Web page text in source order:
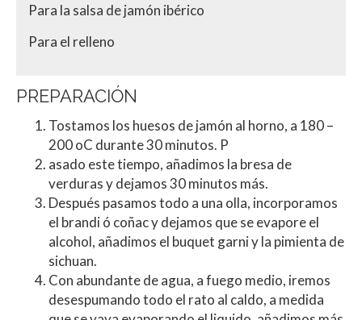
Para la salsa de jamón ibérico
Para el relleno
PREPARACIÓN
Tostamos los huesos de jamón al horno, a 180 –
200 oC durante 30 minutos. P
asado este tiempo, añadimos la bresa de
verduras y dejamos 30 minutos más.
Después pasamos todo a una olla, incorporamos
el brandi ó coñac y dejamos que se evapore el
alcohol, añadimos el buquet garni y la pimienta de
sichuan.
Con abundante de agua, a fuego medio, iremos
desespumando todo el rato al caldo, a medida